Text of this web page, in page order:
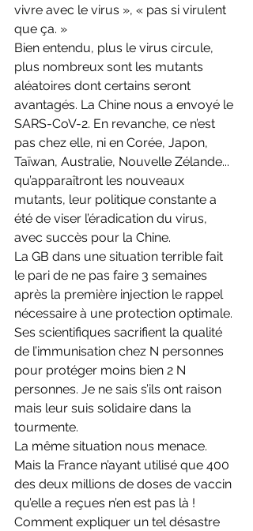
vivre avec le virus », « pas si virulent
que ça. »
Bien entendu, plus le virus circule,
plus nombreux sont les mutants
aléatoires dont certains seront
avantagés. La Chine nous a envoyé le
SARS-CoV-2. En revanche, ce n’est
pas chez elle, ni en Corée, Japon,
Taïwan, Australie, Nouvelle Zélande...
qu’apparaîtront les nouveaux
mutants, leur politique constante a
été de viser l’éradication du virus,
avec succès pour la Chine.
La GB dans une situation terrible fait
le pari de ne pas faire 3 semaines
après la première injection le rappel
nécessaire à une protection optimale.
Ses scientifiques sacrifient la qualité
de l’immunisation chez N personnes
pour protéger moins bien 2 N
personnes. Je ne sais s’ils ont raison
mais leur suis solidaire dans la
tourmente.
La même situation nous menace.
Mais la France n’ayant utilisé que 400
des deux millions de doses de vaccin
qu’elle a reçues n’en est pas là !
Comment expliquer un tel désastre